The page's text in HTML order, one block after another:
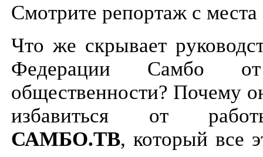
Смотрите репортаж с
Что же скрывает
Федерации Самбо от
общественности? Почему
избавиться от
САМБО.ТВ, который все